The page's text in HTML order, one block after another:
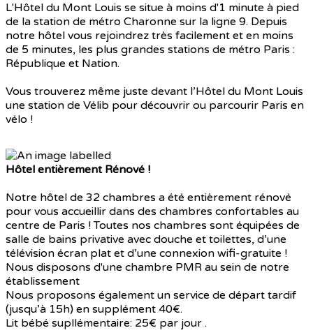
L'Hôtel du Mont Louis se situe à moins d'1 minute à pied
de la station de métro Charonne sur la ligne 9. Depuis
notre hôtel vous rejoindrez très facilement et en moins
de 5 minutes, les plus grandes stations de métro Paris :
République et Nation.
Vous trouverez même juste devant l’Hôtel du Mont Louis
une station de Vélib pour découvrir ou parcourir Paris en
vélo !
Hôtel entièrement Rénové !
Notre hôtel de 32 chambres a été entièrement rénové
pour vous accueillir dans des chambres confortables au
centre de Paris ! Toutes nos chambres sont équipées de
salle de bains privative avec douche et toilettes, d’une
télévision écran plat et d’une connexion wifi-gratuite !
Nous disposons d'une chambre PMR au sein de notre
établissement
Nous proposons également un service de départ tardif
(jusqu’à 15h) en supplément 40€.
Lit bébé supllémentaire: 25€ par jour .